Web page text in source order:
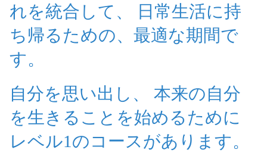
れを統合して、 日常生活に持
ち帰るための、最適な期間で
す。
自分を思い出し、 本来の自分
を生きることを始めるために
レベル1のコースがあります。